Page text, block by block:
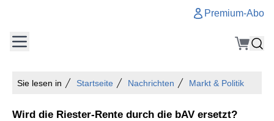
Premium-Abo
Sie lesen in Startseite Nachrichten Markt & Politik
Wird die Riester-Rente durch die bAV ersetzt?